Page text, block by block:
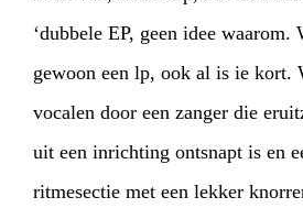
‘dubbele EP, geen idee waarom.
gewoon een lp, ook al is ie kort.
vocalen door een zanger die
uit een inrichting ontsnapt is en
ritmesectie met een lekker